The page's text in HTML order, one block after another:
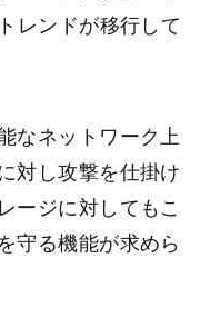
レンドが移行して
なネットワーク上
対し攻撃を仕掛け
ージに対してもこ
守る機能が求めら